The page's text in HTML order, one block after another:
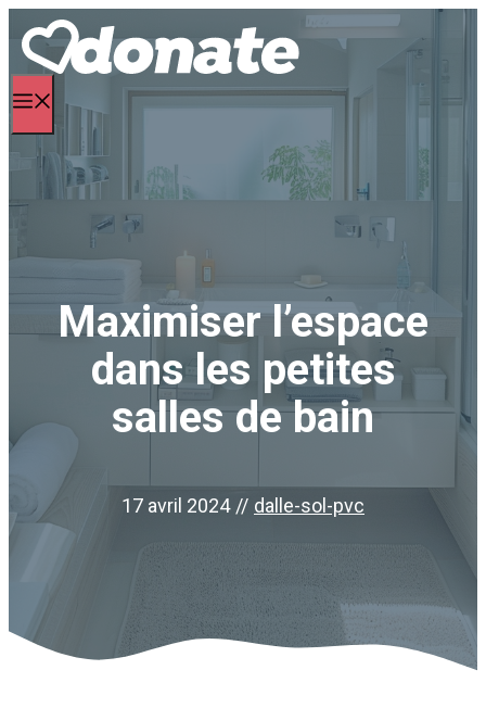
Aller
contenu
Menu
Maximiser l’espace
dans les petites
salles de bain
17 avril 2024 // dalle-sol-pvc